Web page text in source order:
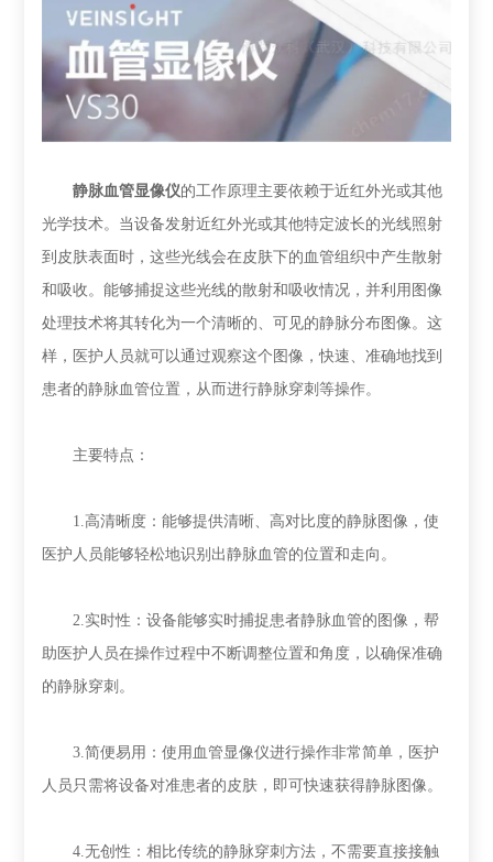
静脉血管显像仪的工作原理主要依赖于近红外光或其他
光学技术。当设备发射近红外光或其他特定波长的光线照射
到皮肤表面时，这些光线会在皮肤下的血管组织中产生散射
和吸收。能够捕捉这些光线的散射和吸收情况，并利用图像
处理技术将其转化为一个清晰的、可见的静脉分布图像。这
样，医护人员就可以通过观察这个图像，快速、准确地找到
患者的静脉血管位置，从而进行静脉穿刺等操作。
主要特点：
1.高清晰度：能够提供清晰、高对比度的静脉图像，使
医护人员能够轻松地识别出静脉血管的位置和走向。
2.实时性：设备能够实时捕捉患者静脉血管的图像，帮
助医护人员在操作过程中不断调整位置和角度，以确保准确
的静脉穿刺。
3.简便易用：使用血管显像仪进行操作非常简单，医护
人员只需将设备对准患者的皮肤，即可快速获得静脉图像。
4.无创性：相比传统的静脉穿刺方法，不需要直接接触